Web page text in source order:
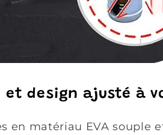
et design ajusté à
en matériau EVA souple